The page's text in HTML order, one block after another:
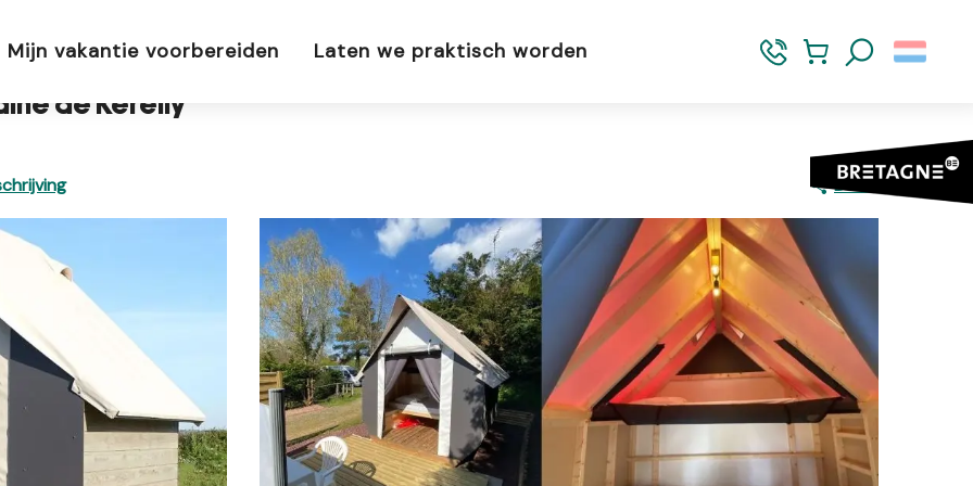
Mijn vakantie voorbereiden Laten we praktisch worden
de Kerelly
Delen